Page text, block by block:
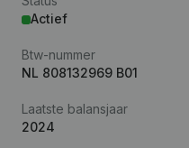
Actief
Btw-nummer
NL 808132969 B01
Laatste balansjaar
2024